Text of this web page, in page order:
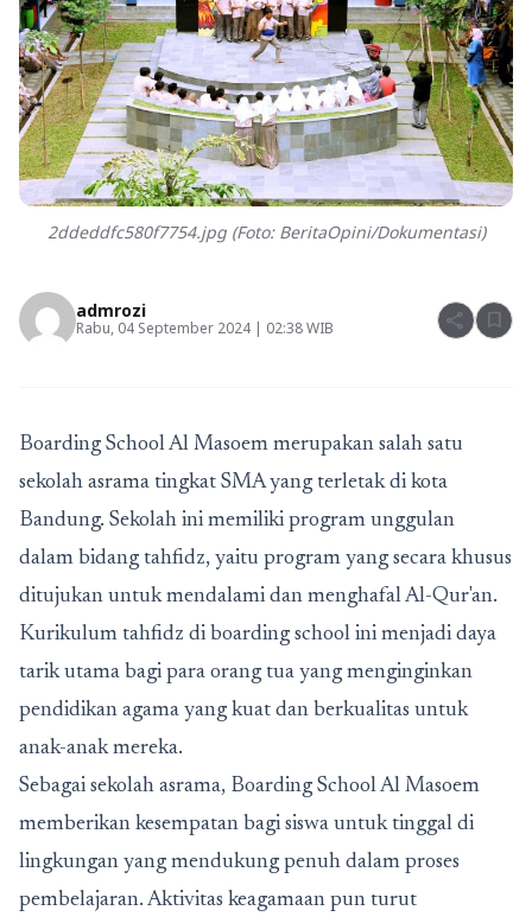
2ddeddfc580f7754.jpg (Foto: BeritaOpini/Dokumentasi)
admrozi
Rabu, 04 September 2024 | 02:38 WIB share bookmark
Boarding School Al Masoem merupakan salah satu
sekolah asrama tingkat SMA yang terletak di kota
Bandung. Sekolah ini memiliki program unggulan
dalam bidang tahfidz, yaitu program yang secara khusus
ditujukan untuk mendalami dan menghafal Al-Qur'an.
Kurikulum tahfidz di boarding school ini menjadi daya
tarik utama bagi para orang tua yang menginginkan
pendidikan agama yang kuat dan berkualitas untuk
anak-anak mereka.
Sebagai sekolah asrama, Boarding School Al Masoem
memberikan kesempatan bagi siswa untuk tinggal di
lingkungan yang mendukung penuh dalam proses
pembelajaran. Aktivitas keagamaan pun turut